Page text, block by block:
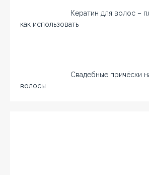
Кератин для волос –
как использовать
Свадебные причёски
волосы